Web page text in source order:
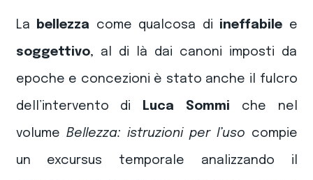
La bellezza come qualcosa di ineffabile e
soggettivo, al di là dai canoni imposti da
epoche e concezioni è stato anche il fulcro
dell’intervento di Luca Sommi che nel
volume Bellezza: istruzioni per l’uso compie
un excursus temporale analizzando il